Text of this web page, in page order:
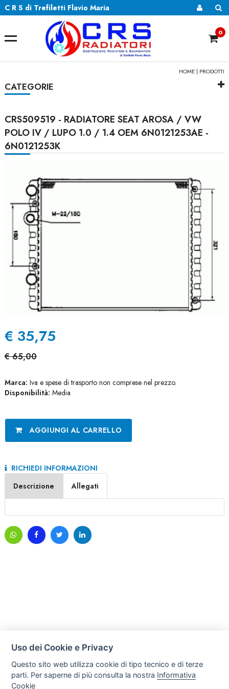
C R S di Trefiletti Flavio Maria
0
HOME | PRODOTTI
CATEGORIE
CRS509519 - RADIATORE SEAT AROSA / VW
POLO IV / LUPO 1.0 / 1.4 OEM 6N0121253AE -
6N0121253K
€ 35,75
€ 65,00
Marca: Iva e spese di trasporto non comprese nel prezzo.
Disponibilità: Media
AGGIUNGI AL CARRELLO
RICHIEDI INFORMAZIONI
Descrizione
Allegati
Uso dei Cookie e Privacy
Questo sito web utilizza cookie di tipo tecnico e di terze
parti. Per saperne di più consulta la nostra Informativa
Cookie